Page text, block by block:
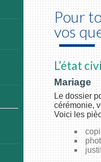
Pour
vos
L’état
Mariage
Le dossier
cérémonie,
Voici les